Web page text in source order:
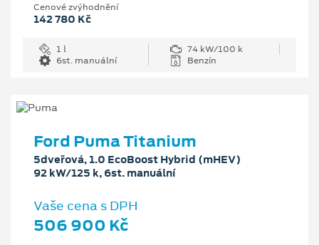
Cenové zvýhodnění
142 780 Kč
1 l
74 kW/100 k
6st. manuální
Benzín
Ford Puma Titanium
5dveřová, 1.0 EcoBoost Hybrid (mHEV)
92 kW/125 k, 6st. manuální
Vaše cena s DPH
506 900 Kč